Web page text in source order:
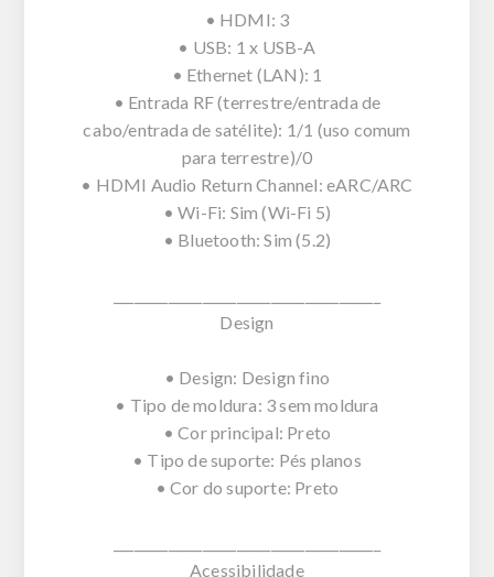
• HDMI: 3
• USB: 1 x USB-A
• Ethernet (LAN): 1
• Entrada RF (terrestre/entrada de
cabo/entrada de satélite): 1/1 (uso comum
para terrestre)/0
• HDMI Audio Return Channel: eARC/ARC
• Wi-Fi: Sim (Wi-Fi 5)
• Bluetooth: Sim (5.2)
Design
• Design: Design fino
• Tipo de moldura: 3 sem moldura
• Cor principal: Preto
• Tipo de suporte: Pés planos
• Cor do suporte: Preto
Acessibilidade